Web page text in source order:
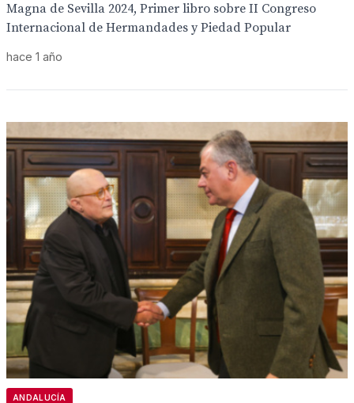
Magna de Sevilla 2024, Primer libro sobre II Congreso
Internacional de Hermandades y Piedad Popular
hace 1 año
ANDALUCÍA